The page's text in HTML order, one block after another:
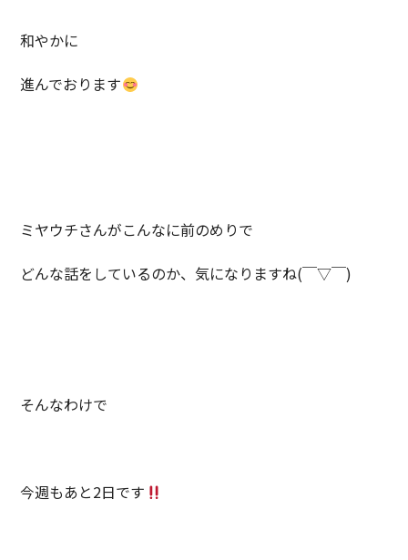
和やかに
進んでおります
ミヤウチさんがこんなに前のめりで
どんな話をしているのか、気になりますね(￣▽￣)
そんなわけで
今週もあと2日です